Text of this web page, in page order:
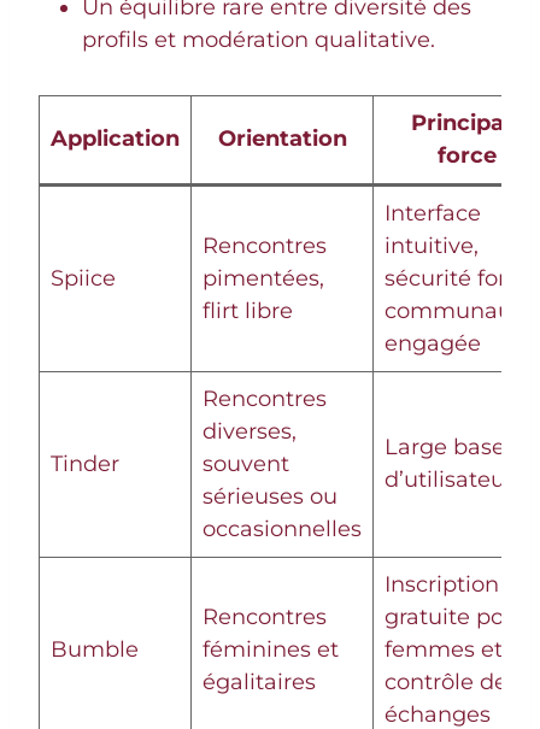
Un équilibre rare entre diversité des
profils et modération qualitative.
Application Orientation
Principale
force
Spiice
Rencontres
pimentées,
flirt libre
Interface
intuitive,
sécurité forte,
communauté
engagée
Tinder
Rencontres
diverses,
souvent
sérieuses ou
occasionnelles
Large base
d’utilisateurs
Bumble
Rencontres
féminines et
égalitaires
Inscription
gratuite pour
femmes et
contrôle des
échanges